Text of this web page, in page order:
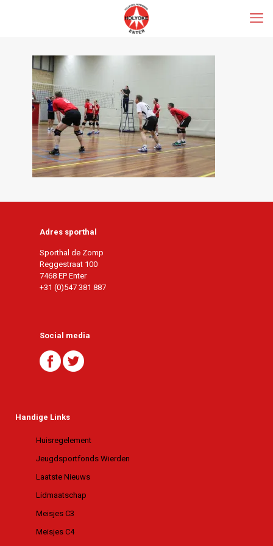
Adres sporthal
Sporthal de Zomp
Reggestraat 100
7468 EP Enter
+31 (0)547 381 887
Social media
Handige Links
Huisregelement
Jeugdsportfonds Wierden
Laatste Nieuws
Lidmaatschap
Meisjes C3
Meisjes C4